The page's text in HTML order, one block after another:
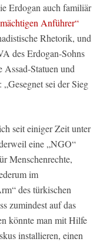
Erdogan auch familiär
Anführer“
Rhetorik, und
des Erdogan-Sohns
Statuen und
sei der Sieg
seit einiger Zeit unter
eine „NGO“
Menschenrechte,
im
des türkischen
zumindest auf das
könnte man mit Hilfe
installieren, einen